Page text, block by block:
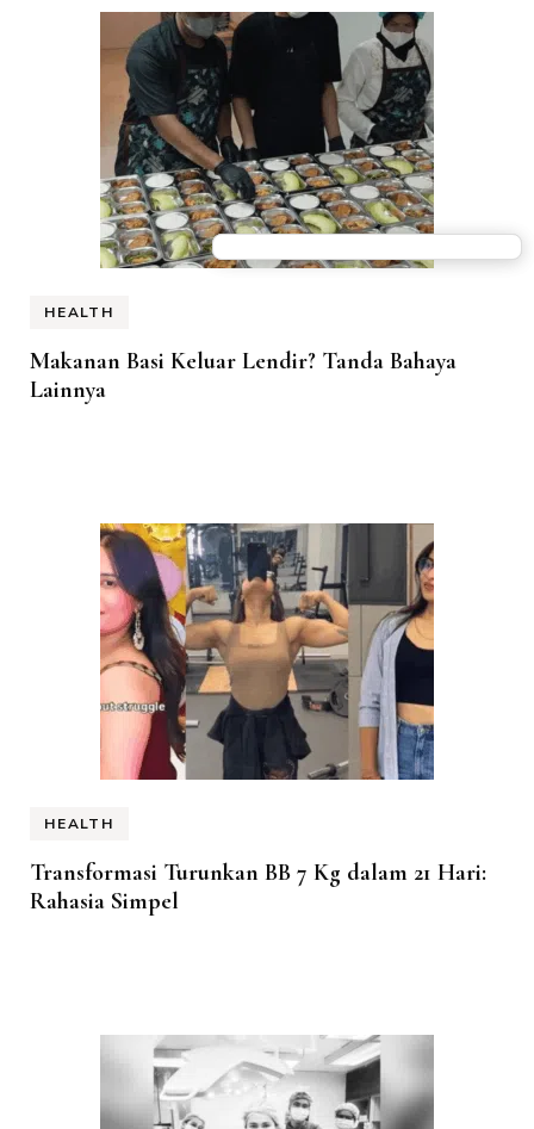
HEALTH
Makanan Basi Keluar Lendir? Tanda Bahaya
Lainnya
HEALTH
Transformasi Turunkan BB 7 Kg dalam 21 Hari:
Rahasia Simpel